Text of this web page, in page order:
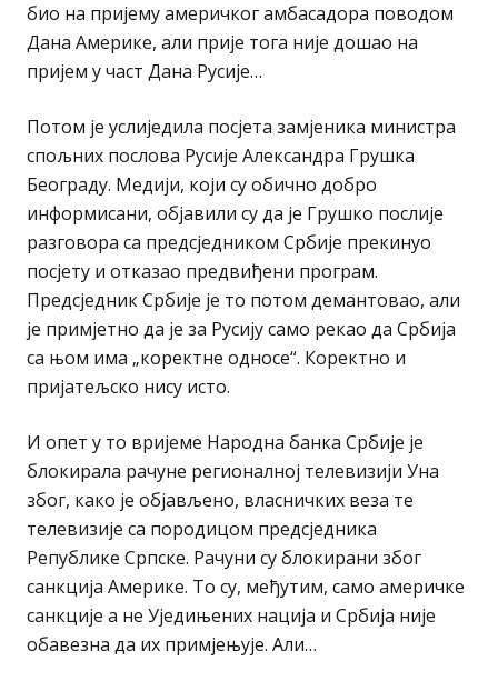
био на пријему америчког амбасадора поводом
Дана Америке, али прије тога није дошао на
пријем у част Дана Русије…
Потом је услиједила посјета замјеника министра
спољних послова Русије Александра Грушка
Београду. Медији, који су обично добро
информисани, објавили су да је Грушко послије
разговора са предсједником Србије прекинуо
посјету и отказао предвиђени програм.
Предсједник Србије је то потом демантовао, али
је примјетно да је за Русију само рекао да Србија
са њом има „коректне односе“. Коректно и
пријатељско нису исто.
И опет у то вријеме Народна банка Србије је
блокирала рачуне регионалној телевизији Уна
због, како је објављено, власничких веза те
телевизије са породицом предсједника
Републике Српске. Рачуни су блокирани због
санкција Америке. То су, међутим, само америчке
санкције а не Уједињених нација и Србија није
обавезна да их примјењује. Али…